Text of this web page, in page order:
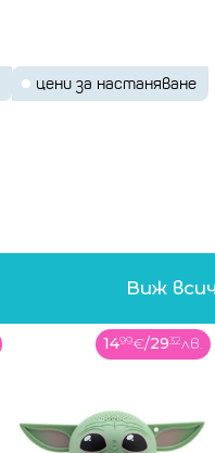
цени за настаняване
Виж
1499€/2932лв.